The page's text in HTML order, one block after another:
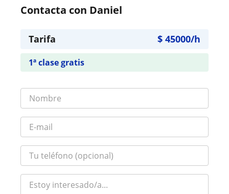
Contacta con Daniel
Tarifa $ 45000/h
1ª clase gratis